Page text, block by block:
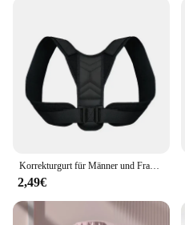
Korrekturgurt für Männer und Frauen, Erwachsene und Kinder, Korrekturgurt für Myopie, Rücken, unsichtbarer Gurt für Sitzhaltungskorrektur
2,49€